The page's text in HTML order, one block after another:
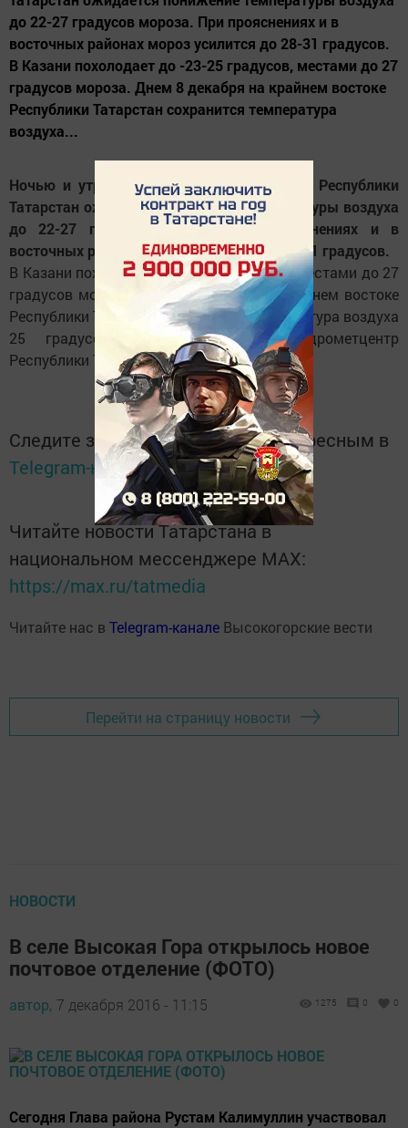
до 22-27 градусов мороза. При прояснениях и в
восточных районах мороз усилится до 28-31 градусов.
В Казани похолодает до -23-25 градусов, местами до 27
градусов мороза. Днем 8 декабря на крайнем востоке
Республики Татарстан сохранится температура
воздуха...
Ночью и утром 8 декабря на территории Республики
Татарстан ожидается понижение температуры воздуха
до 22-27 градусов мороза. При прояснениях и в
восточных районах мороз усилится до 28-31 градусов.
В Казани похолодает до -23-25 градусов, местами до 27
градусов мороза. Днем 8 декабря на крайнем востоке
Республики Татарстан сохранится температура воздуха
25 градусов мороза, сообщает Гидрометцентр
Республики Татарстан.
Следите за самым важным и интересным в
Telegram-каналеТатмедиа
Читайте новости Татарстана в
национальном мессенджере MАХ:
https://max.ru/tatmedia
Читайте нас в Telegram-канале Высокогорские вести
Перейти на страницу новости
НОВОСТИ
В селе Высокая Гора открылось новое
почтовое отделение (ФОТО)
автор, 7 декабря 2016 - 11:15 1275 0 0
Сегодня Глава района Рустам Калимуллин участвовал